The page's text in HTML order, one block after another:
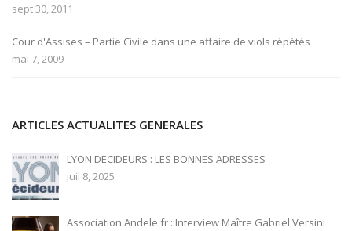
sept 30, 2011
Cour d'Assises – Partie Civile dans une affaire de viols répétés
mai 7, 2009
ARTICLES ACTUALITES GENERALES
LYON DECIDEURS : LES BONNES ADRESSES
juil 8, 2025
Association Andele.fr : Interview Maître Gabriel Versini